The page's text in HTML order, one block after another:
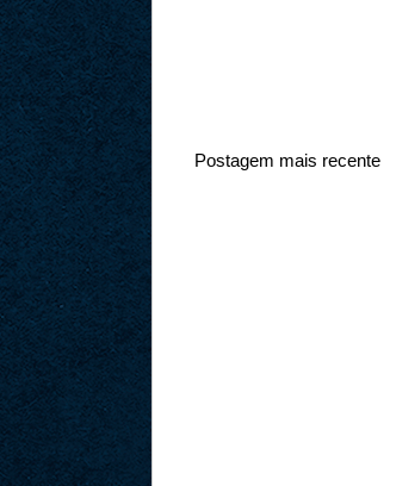
Postagem mais recente